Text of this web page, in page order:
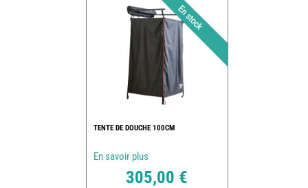
TENTE DE DOUCHE 100CM
En savoir plus
305,00 €